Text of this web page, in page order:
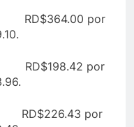
por
por
por